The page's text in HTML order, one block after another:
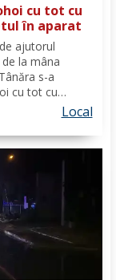
cu tot cu
în aparat
ajutorul
la mâna
s-a
cu tot cu
Local